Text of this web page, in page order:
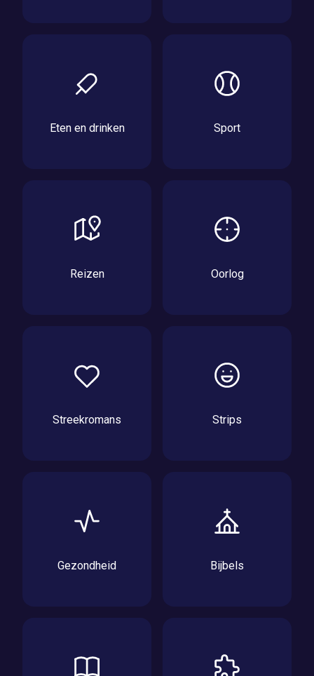
Eten en drinken Sport
Reizen Oorlog
Streekromans Strips
Gezondheid Bijbels